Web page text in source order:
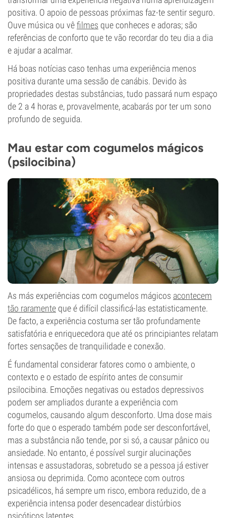
positiva. O apoio de pessoas próximas faz-te sentir seguro.
Ouve música ou vêfilmes que conheces e adoras; são
referências de conforto que te vão recordar do teu dia a dia
e ajudar a acalmar.
Há boas notícias caso tenhas uma experiência menos
positiva durante uma sessão de canábis. Devido às
propriedades destas substâncias, tudo passará num espaço
de 2 a 4 horas e, provavelmente, acabarás por ter um sono
profundo de seguida.
Mau estar com cogumelos mágicos
(psilocibina)
As más experiências com cogumelos mágicos acontecem
tão raramente que é difícil classificá-las estatisticamente.
De facto, a experiência costuma ser tão profundamente
satisfatória e enriquecedora que até os principiantes relatam
fortes sensações de tranquilidade e conexão.
É fundamental considerar fatores como o ambiente, o
contexto e o estado de espírito antes de consumir
psilocibina. Emoções negativas ou estados depressivos
podem ser ampliados durante a experiência com
cogumelos, causando algum desconforto. Uma dose mais
forte do que o esperado também pode ser desconfortável,
mas a substância não tende, por si só, a causar pânico ou
ansiedade. No entanto, é possível surgir alucinações
intensas e assustadoras, sobretudo se a pessoa já estiver
ansiosa ou deprimida. Como acontece com outros
psicadélicos, há sempre um risco, embora reduzido, de a
experiência intensa poder desencadear distúrbios
psicóticos latentes.